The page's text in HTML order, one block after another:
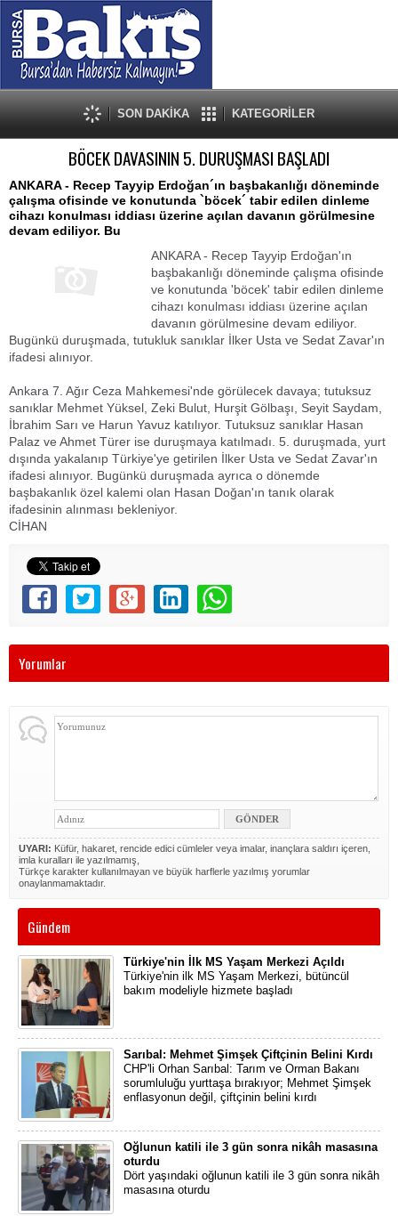
SON DAKİKA KATEGORİLER
BÖCEK DAVASININ 5. DURUŞMASI BAŞLADI
ANKARA - Recep Tayyip Erdoğan´ın başbakanlığı döneminde
çalışma ofisinde ve konutunda `böcek´ tabir edilen dinleme
cihazı konulması iddiası üzerine açılan davanın görülmesine
devam ediliyor. Bu
ANKARA - Recep Tayyip Erdoğan'ın
başbakanlığı döneminde çalışma ofisinde
ve konutunda 'böcek' tabir edilen dinleme
cihazı konulması iddiası üzerine açılan
davanın görülmesine devam ediliyor.
Bugünkü duruşmada, tutukluk sanıklar İlker Usta ve Sedat Zavar'ın
ifadesi alınıyor.
Ankara 7. Ağır Ceza Mahkemesi'nde görülecek davaya; tutuksuz
sanıklar Mehmet Yüksel, Zeki Bulut, Hurşit Gölbaşı, Seyit Saydam,
İbrahim Sarı ve Harun Yavuz katılıyor. Tutuksuz sanıklar Hasan
Palaz ve Ahmet Türer ise duruşmaya katılmadı. 5. duruşmada, yurt
dışında yakalanıp Türkiye'ye getirilen İlker Usta ve Sedat Zavar'ın
ifadesi alınıyor. Bugünkü duruşmada ayrıca o dönemde
başbakanlık özel kalemi olan Hasan Doğan'ın tanık olarak
ifadesinin alınması bekleniyor.
CİHAN
Yorumlar
UYARI: Küfür, hakaret, rencide edici cümleler veya imalar, inançlara saldırı içeren,
imla kuralları ile yazılmamış,
Türkçe karakter kullanılmayan ve büyük harflerle yazılmış yorumlar
onaylanmamaktadır.
Gündem
Türkiye'nin İlk MS Yaşam Merkezi Açıldı
Türkiye'nin ilk MS Yaşam Merkezi, bütüncül
bakım modeliyle hizmete başladı
Sarıbal: Mehmet Şimşek Çiftçinin Belini Kırdı
CHP'li Orhan Sarıbal: Tarım ve Orman Bakanı
sorumluluğu yurttaşa bırakıyor; Mehmet Şimşek
enflasyonun değil, çiftçinin belini kırdı
Oğlunun katili ile 3 gün sonra nikâh masasına
oturdu
Dört yaşındaki oğlunun katili ile 3 gün sonra nikâh
masasına oturdu